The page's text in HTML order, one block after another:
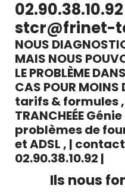
stcr@frinet-
NOUS
MAIS NOUS
LE PROBLÈME
CAS POUR
tarifs & formules ,
TRANCHEÉE
problèmes de
et ADSL , |
02.90.38.10.92 |
Ils nous